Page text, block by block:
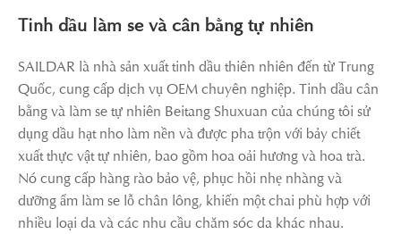
Tinh dầu làm se và cân bằng tự nhiên
SAILDAR là nhà sản xuất tinh dầu thiên nhiên đến từ Trung
Quốc, cung cấp dịch vụ OEM chuyên nghiệp. Tinh dầu cân
bằng và làm se tự nhiên Beitang Shuxuan của chúng tôi sử
dụng dầu hạt nho làm nền và được pha trộn với bảy chiết
xuất thực vật tự nhiên, bao gồm hoa oải hương và hoa trà.
Nó cung cấp hàng rào bảo vệ, phục hồi nhẹ nhàng và
dưỡng ẩm làm se lỗ chân lông, khiến một chai phù hợp với
nhiều loại da và các nhu cầu chăm sóc da khác nhau.